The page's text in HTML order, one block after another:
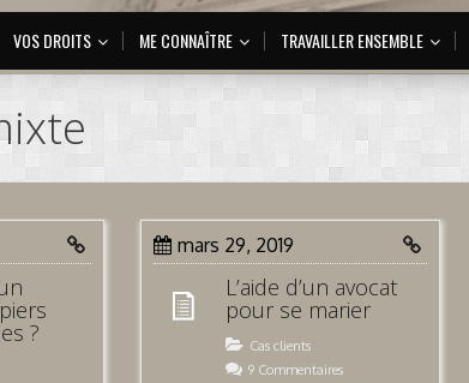
VOS DROITS ME CONNAÎTRE TRAVAILLER ENSEMBLE
?
mars 29, 2019
L’aide d’un avocat
pour se marier
Cas clients
9 Commentaires